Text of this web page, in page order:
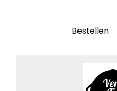
Bestellen